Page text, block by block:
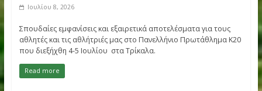
Αρχείο Ενημέρωση
Μετάλλιο και εξαιρετικά
από τον ΑΟ Φιλοθέης στο Πανελλήνιο